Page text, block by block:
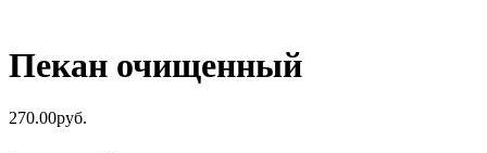
Пекан очищенный
270.00руб.